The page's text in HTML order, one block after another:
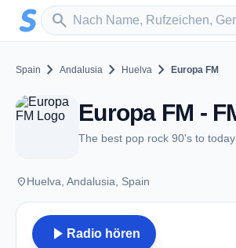
Zum Hauptinhalt springen
search
Sender suchen
Spain chevron_right Andalusia chevron_right Huelva chevron_right Europa FM
The best pop rock 90's to today
placeHuelva, Andalusia, Spain
play_arrow Radio hören